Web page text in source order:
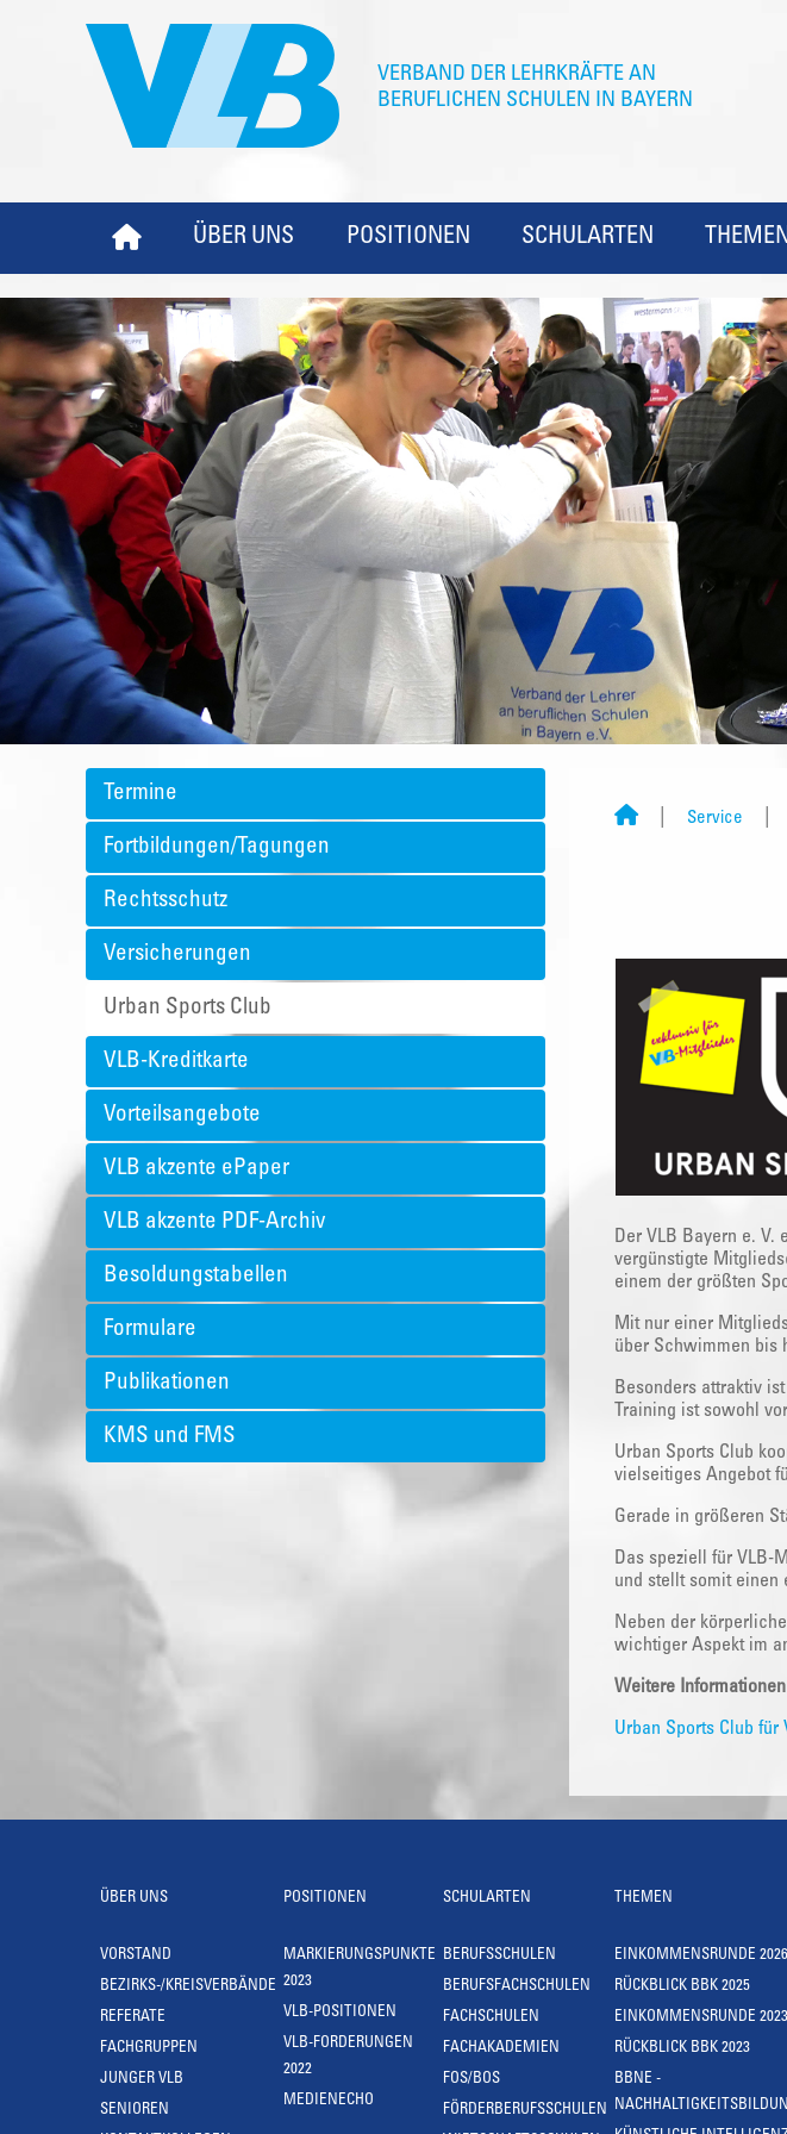
ÜBER UNS POSITIONEN SCHULARTEN
Termine
Fortbildungen/Tagungen
Rechtsschutz
Versicherungen
Urban Sports Club
VLB-Kreditkarte
Vorteilsangebote
VLB akzente ePaper
VLB akzente PDF-Archiv
Besoldungstabellen
Formulare
Publikationen
KMS und FMS
Service
Der VLB Bayern e.
vergünstigte
einem der größten
Mit nur einer
über Schwimmen bis
Besonders attraktiv
Training ist sowohl
Urban Sports Club
vielseitiges Angebot
Gerade in größeren
Das speziell für VLB-
und stellt somit einen
Neben der
wichtiger Aspekt im
Weitere
Urban Sports Club
ÜBER UNS
VORSTAND
BEZIRKS-/KREISVERBÄNDE
REFERATE
FACHGRUPPEN
JUNGER VLB
SENIOREN
POSITIONEN
MARKIERUNGSPUNKTE
2023
VLB-POSITIONEN
VLB-FORDERUNGEN
2022
MEDIENECHO
SCHULARTEN
BERUFSSCHULEN
BERUFSFACHSCHULEN
FACHSCHULEN
FACHAKADEMIEN
FOS/BOS
FÖRDERBERUFSSCHULEN
THEMEN
EINKOMMENSRUNDE 2026
RÜCKBLICK BBK 2025
EINKOMMENSRUNDE 2023
RÜCKBLICK BBK 2023
BBNE -